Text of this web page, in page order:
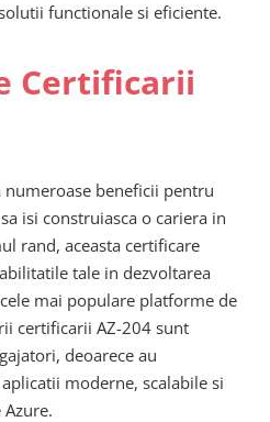
functionale si eficiente.
Certificarii
numeroase beneficii pentru
isi construiasca o cariera in
rand, aceasta certificare
tale in dezvoltarea
mai populare platforme de
certificarii AZ-204 sunt
deoarece au
moderne, scalabile si